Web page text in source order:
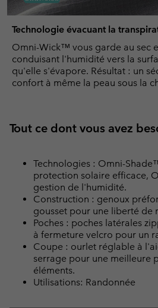
Technologie évacuant la
Omni-Wick™ vous garde au sec
conduisant l'humidité vers la
qu'elle s'évapore. Résultat : un
confort à même la peau sous la
Tout ce dont vous avez
Technologies : Omni-
protection solaire efficace,
gestion de l'humidité.
Construction : genoux
gousset pour une liberté de
Poches : poches latérales
à fermeture velcro pour un
Coupe : ourlet réglable à
serrage pour une meilleure
éléments.
Utilisations: Randonnée